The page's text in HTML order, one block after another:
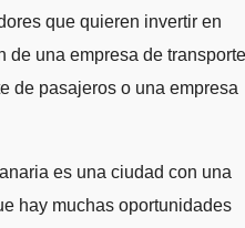
que quieren invertir en
de una empresa de transporte
de pasajeros o una empresa
es una ciudad con una
hay muchas oportunidades